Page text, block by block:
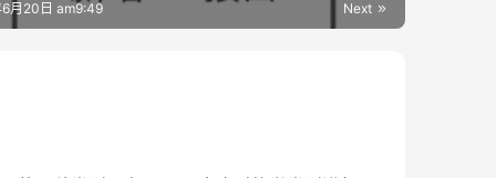
Next
月20日 am9:49